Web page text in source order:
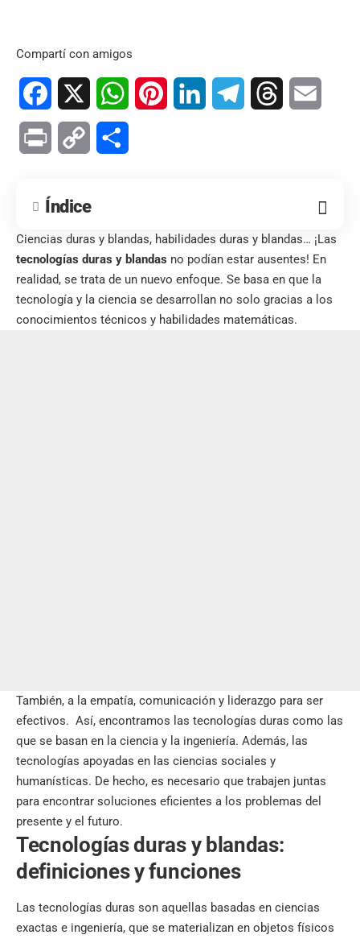
Compartí con amigos
Facebook WhatsAppPinterest LinkedIn TelegramThreads
Print Copy
Índice
Ciencias duras y blandas, habilidades duras y blandas… ¡Las
tecnologías duras y blandas no podían estar ausentes! En
realidad, se trata de un nuevo enfoque. Se basa en que la
tecnología y la ciencia se desarrollan no solo gracias a los
conocimientos técnicos y habilidades matemáticas.
También, a la empatía, comunicación y liderazgo para ser
efectivos. Así, encontramos las tecnologías duras como las
que se basan en la ciencia y la ingeniería. Además, las
tecnologías apoyadas en las ciencias sociales y
humanísticas. De hecho, es necesario que trabajen juntas
para encontrar soluciones eficientes a los problemas del
presente y el futuro.
Tecnologías duras y blandas:
definiciones y funciones
Las tecnologías duras son aquellas basadas en ciencias
exactas e ingeniería, que se materializan en objetos físicos